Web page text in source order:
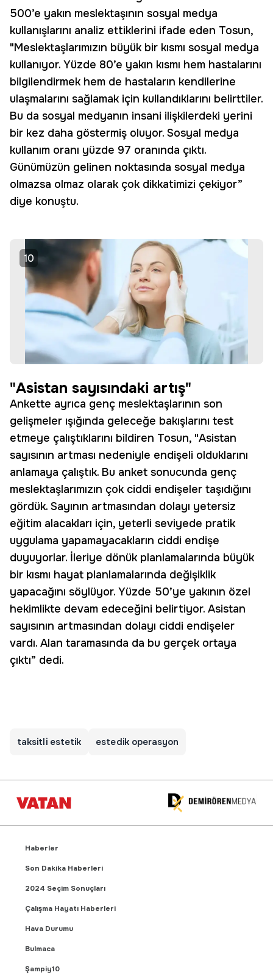
500’e yakın meslektaşının sosyal medya
kullanışlarını analiz ettiklerini ifade eden Tosun,
"Meslektaşlarımızın büyük bir kısmı sosyal medya
kullanıyor. Yüzde 80’e yakın kısmı hem hastalarını
bilgilendirmek hem de hastaların kendilerine
ulaşmalarını sağlamak için kullandıklarını belirttiler.
Bu da sosyal medyanın insani ilişkilerdeki yerini
bir kez daha göstermiş oluyor. Sosyal medya
kullanım oranı yüzde 97 oranında çıktı.
Günümüzün gelinen noktasında sosyal medya
olmazsa olmaz olarak çok dikkatimizi çekiyor”
diye konuştu.
10
"Asistan sayısındaki artış"
Ankette ayrıca genç meslektaşlarının son
gelişmeler ışığında geleceğe bakışlarını test
etmeye çalıştıklarını bildiren Tosun, "Asistan
sayısının artması nedeniyle endişeli olduklarını
anlamaya çalıştık. Bu anket sonucunda genç
meslektaşlarımızın çok ciddi endişeler taşıdığını
gördük. Sayının artmasından dolayı yetersiz
eğitim alacakları için, yeterli seviyede pratik
uygulama yapamayacakların ciddi endişe
duyuyorlar. İleriye dönük planlamalarında büyük
bir kısmı hayat planlamalarında değişiklik
yapacağını söylüyor. Yüzde 50’ye yakının özel
hekimlikte devam edeceğini belirtiyor. Asistan
sayısının artmasından dolayı ciddi endişeler
vardı. Alan taramasında da bu gerçek ortaya
çıktı” dedi.
taksitli estetik estedik operasyon
Haberler
Son Dakika Haberleri
2024 Seçim Sonuçları
Çalışma Hayatı Haberleri
Hava Durumu
Bulmaca
Şampiy10